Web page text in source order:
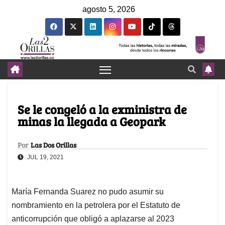
agosto 5, 2026
Se le congeló a la exministra de
minas la llegada a Geopark
Por Las Dos Orillas
JUL 19, 2021
María Fernanda Suarez no pudo asumir su
nombramiento en la petrolera por el Estatuto de
anticorrupción que obligó a aplazarse al 2023